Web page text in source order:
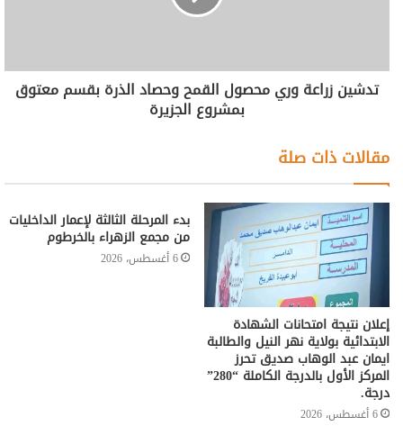
تدشين زراعة وري محصول القمح وحصاد الذرة بقسم معتوق
بمشروع الجزيرة
مقالات ذات صلة
إعلان نتيجة امتحانات الشهادة
الابتدائية بولاية نهر النيل والطالبة
ايمان عبد الوهاب صدیق تحرز
المركز الأول بالدرجة الكاملة “280”
درجة.
6 أغسطس، 2026
بدء المرحلة الثالثة لإعمار الداخليات
من مجمع الزهراء بالخرطوم
6 أغسطس، 2026